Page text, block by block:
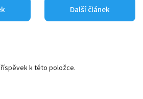
Další článek
k této položce.